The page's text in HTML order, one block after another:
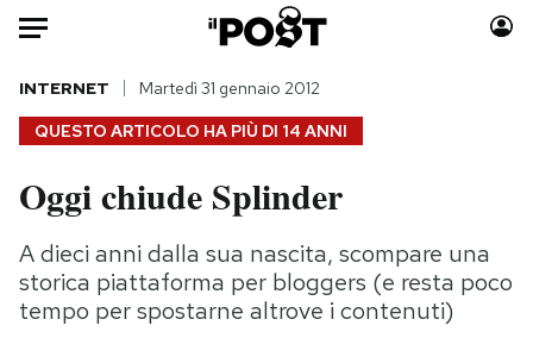
Auto
HOME
Italia
Politica
Tecnologia
Moda
Consumismi
Storie/Idee
QUESTO ARTICOLO HA PIÙ DI 14 ANNI
INTERNET Martedì 31 gennaio 2012
Oggi chiude Splinder
A dieci anni dalla sua nascita, scompare una
storica piattaforma per bloggers (e resta poco
tempo per spostarne altrove i contenuti)